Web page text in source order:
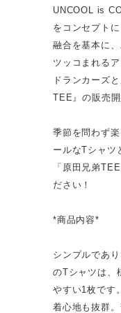
UNCOOL is
をコンセプト
融合を基本に
ツッコまれる
ドランカーズ
TEE』の販売
季節を問わず
ールなTシャツ
「原田兄弟
ださい！
*商品内容*
シンプルであ
のTシャツは、
やすい1枚です
着心地も抜群